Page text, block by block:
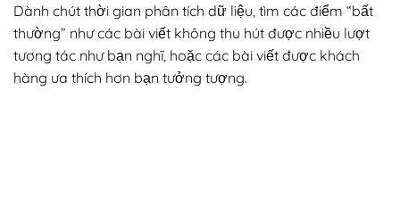
Dành chút thời gian phân tích dữ liệu, tìm các điểm “bất
thường” như các bài viết không thu hút được nhiều lượt
tương tác như bạn nghĩ, hoặc các bài viết được khách
hàng ưa thích hơn bạn tưởng tượng.